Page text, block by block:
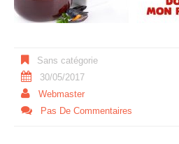
Sans catégorie
30/05/2017
Webmaster
Pas De Commentaires